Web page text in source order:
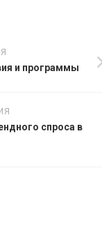
и программы
спроса в